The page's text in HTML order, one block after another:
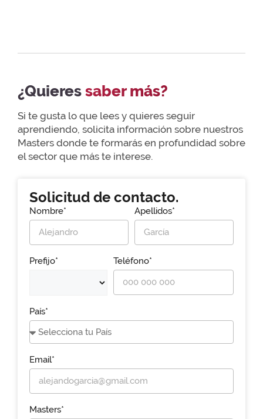
¿Quieressaber más?
Si te gusta lo que lees y quieres seguir
aprendiendo, solicita información sobre nuestros
Masters donde te formarás en profundidad sobre
el sector que más te interese.
Solicitud de contacto.
Nombre* Apellidos*
Prefijo* Teléfono*
País*
Email*
Masters*